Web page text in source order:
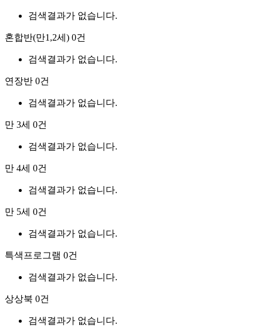
검색결과가 없습니다.
혼합반(만1,2세) 0건
검색결과가 없습니다.
연장반 0건
검색결과가 없습니다.
만 3세 0건
검색결과가 없습니다.
만 4세 0건
검색결과가 없습니다.
만 5세 0건
검색결과가 없습니다.
특색프로그램 0건
검색결과가 없습니다.
상상북 0건
검색결과가 없습니다.